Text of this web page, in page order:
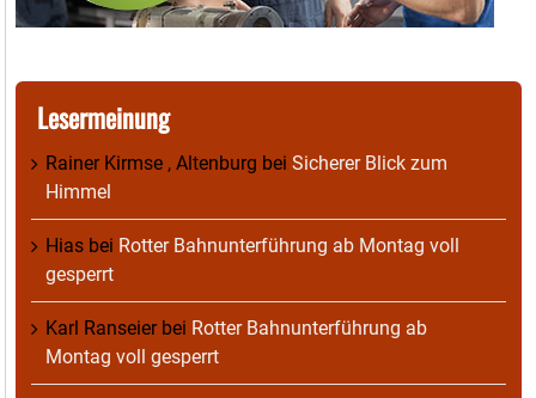
Lesermeinung
Rainer Kirmse , Altenburg bei Sicherer Blick zum
Himmel
Hias bei Rotter Bahnunterführung ab Montag voll
gesperrt
Karl Ranseierbei Rotter Bahnunterführung ab
Montag voll gesperrt